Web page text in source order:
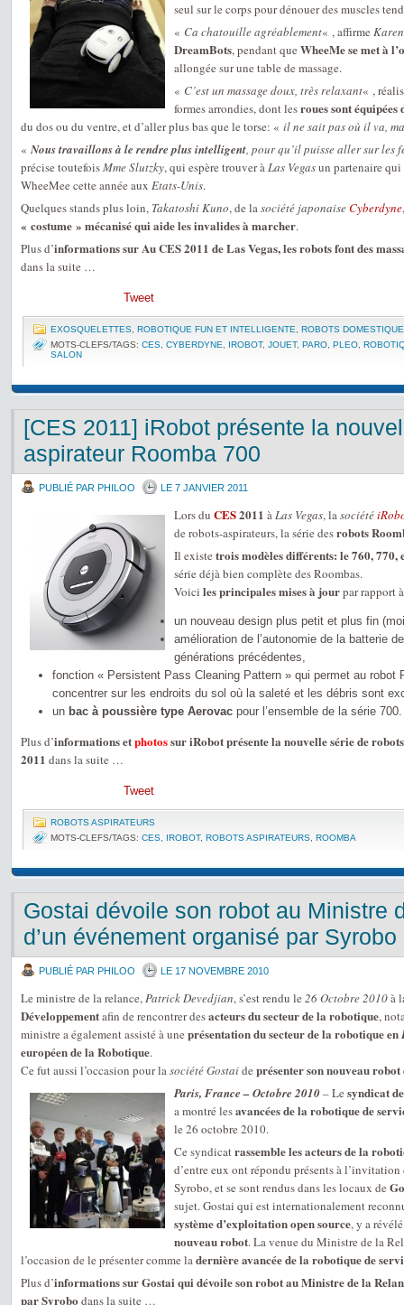
seul sur le corps pour dénouer des muscles
« Ca chatouille agréablement« , affirme
DreamBots, pendant que WheeMe se met à
allongée sur une table de massage.
« C’est un massage doux, très relaxant« ,
formes arrondies, dont lesroues sont
du dos ou du ventre, et d’aller plus bas que le torse: « il ne sait pas où il va,
«Nous travaillons à le rendre plus intelligent, pour qu’il puisse aller sur les
précise toutefoisMme Slutzky, qui espère trouver àLas Vegasun partenaire
WheeMee cette année aux Etats-Unis.
Quelques stands plus loin, Takatoshi Kuno, de lasociété japonaiseCyberdyne
« costume » mécanisé qui aide les invalides à marcher.
Plus d’informations sur Au CES 2011 de Las Vegas, les robots font des
dans la suite …
Tweet
EXOSQUELETTES ROBOTIQUE FUN ET INTELLIGENTE
ROBOTS
MOTS-CLEFS/TAGS: CES CYBERDYNE IROBOT, JOUET, PARO PLEO
SALON
[CES 2011] iRobot présente la
aspirateur Roomba 700
PUBLIÉ PAR PHILOO LE 7 JANVIER 2011
Lors du CES2011 àLas Vegas, lasociété
de robots-aspirateurs, la série desrobots
Il existe trois modèles différents: le 760, 770,
série déjà bien complète des Roombas.
Voici les principales mises à jourpar rapport
un nouveau design plus petit et plus fin
amélioration de l’autonomie de la batterie
générations précédentes,
fonction « Persistent Pass Cleaning Pattern » qui permet au robot
concentrer sur les endroits du sol où la saleté et les débris sont
un bac à poussière type Aerovac pour l’ensemble de la série 700.
Plus d’informations etphotossur iRobot présente la nouvelle série de
2011 dans la suite …
Tweet
ROBOTS ASPIRATEURS
MOTS-CLEFS/TAGS: CES IROBOT, ROBOTS ASPIRATEURS ROOMBA
Gostai dévoile son robot au Ministre
d’un événement organisé par Syrobo
PUBLIÉ PAR PHILOO LE 17 NOVEMBRE 2010
Le ministre de la relance,Patrick Devedjian, s’est rendu le 26 Octobre 2010à
Développementafin de rencontrer desacteurs du secteur de la robotique,
ministre a également assisté à une présentation du secteur de la robotique en
européen de la Robotique.
Ce fut aussi l’occasion pour lasociété Gostaide présenter son nouveau robot
Paris, France – Octobre 2010– Le syndicat
a montré lesavancées de la robotique de
le 26 octobre 2010.
Ce syndicatrassemble les acteurs de la
d’entre eux ont répondu présents à
Syrobo, et se sont rendus dans les locaux de
sujet. Gostai qui est internationalement
système d’exploitation open source, y a
nouveau robot. La venue du Ministre de la
l’occasion de le présenter comme ladernière avancée de la robotique de
Plus d’informations sur Gostai qui dévoile son robot au Ministre de la
par Syrobo dans la suite …